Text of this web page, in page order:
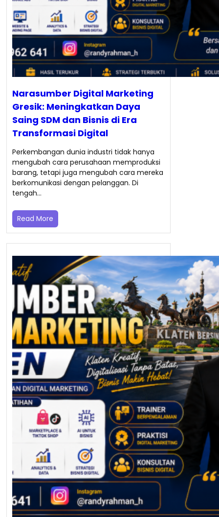
Narasumber Digital Marketing
Gresik: Meningkatkan Daya
Saing SDM dan Bisnis di Era
Transformasi Digital
Perkembangan dunia industri tidak hanya
mengubah cara perusahaan memproduksi
barang, tetapi juga mengubah cara mereka
berkomunikasi dengan pelanggan. Di
tengah…
Read More